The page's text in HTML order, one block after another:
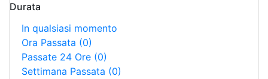
Durata
In qualsiasi momento
Ora Passata (0)
Passate 24 Ore (0)
Settimana Passata (0)